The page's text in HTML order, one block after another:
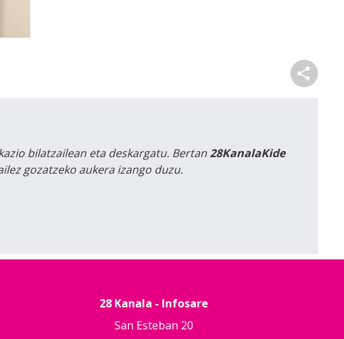
bilatzailean eta deskargatu. Bertan28KanalaKide
gozatzeko aukera izango duzu.
28 Kanala - Infosare
San Esteban 20